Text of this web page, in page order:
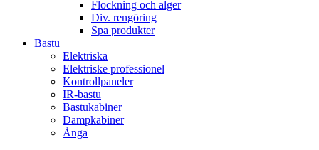
Flockning och alger
Div. rengöring
Spa produkter
Bastu
Elektriska
Elektriske professionel
Kontrollpaneler
IR-bastu
Bastukabiner
Dampkabiner
Ånga